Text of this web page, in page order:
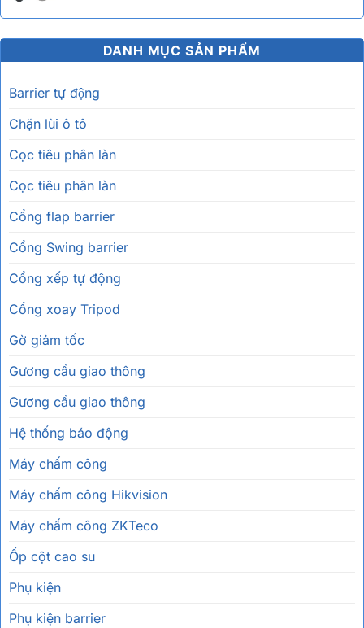
DANH MỤC SẢN PHẨM
Barrier tự động
Chặn lùi ô tô
Cọc tiêu phân làn
Cọc tiêu phân làn
Cổng flap barrier
Cổng Swing barrier
Cổng xếp tự động
Cổng xoay Tripod
Gờ giảm tốc
Gương cầu giao thông
Gương cầu giao thông
Hệ thống báo động
Máy chấm công
Máy chấm công Hikvision
Máy chấm công ZKTeco
Ốp cột cao su
Phụ kiện
Phụ kiện barrier